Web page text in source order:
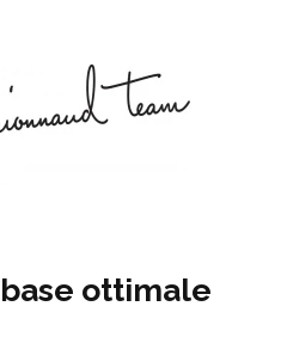
ottimale